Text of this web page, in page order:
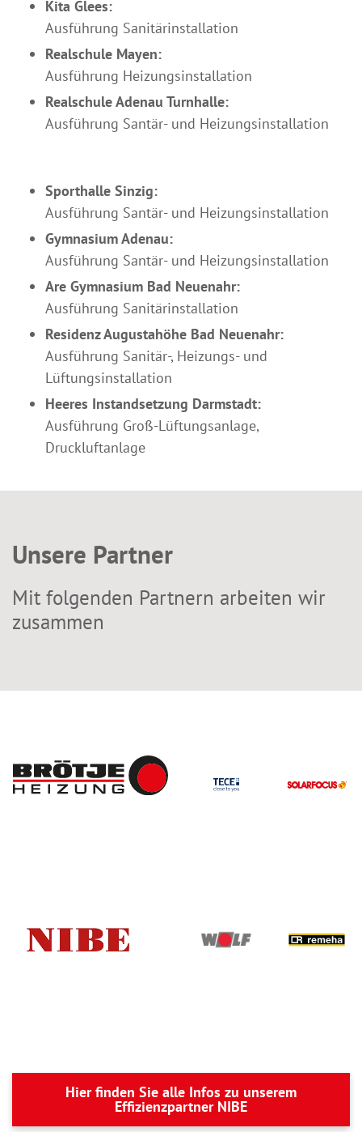
Kita Glees:
Ausführung Sanitärinstallation
Realschule Mayen:
Ausführung Heizungsinstallation
Realschule Adenau Turnhalle:
Ausführung Santär- und Heizungsinstallation
Sporthalle Sinzig:
Ausführung Santär- und Heizungsinstallation
Gymnasium Adenau:
Ausführung Santär- und Heizungsinstallation
Are Gymnasium Bad Neuenahr:
Ausführung Sanitärinstallation
Residenz Augustahöhe Bad Neuenahr:
Ausführung Sanitär-, Heizungs- und
Lüftungsinstallation
Heeres Instandsetzung Darmstadt:
Ausführung Groß-Lüftungsanlage,
Druckluftanlage
Unsere Partner
Mit folgenden Partnern arbeiten wir
zusammen
Hier finden Sie alle Infos zu unserem
Effizienzpartner NIBE